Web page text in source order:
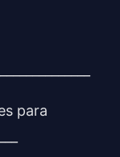
para